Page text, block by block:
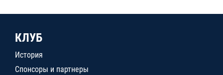
КЛУБ
История
Спонсоры и партнеры